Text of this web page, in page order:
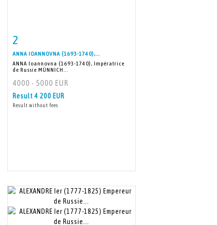
2
ANNA IOANNOVNA (1693-1740),...
ANNA Ioannovna (1693-1740), Impératrice
de Russie MÜNNICH...
4000 - 5000 EUR
Result 4 200 EUR
Result without fees